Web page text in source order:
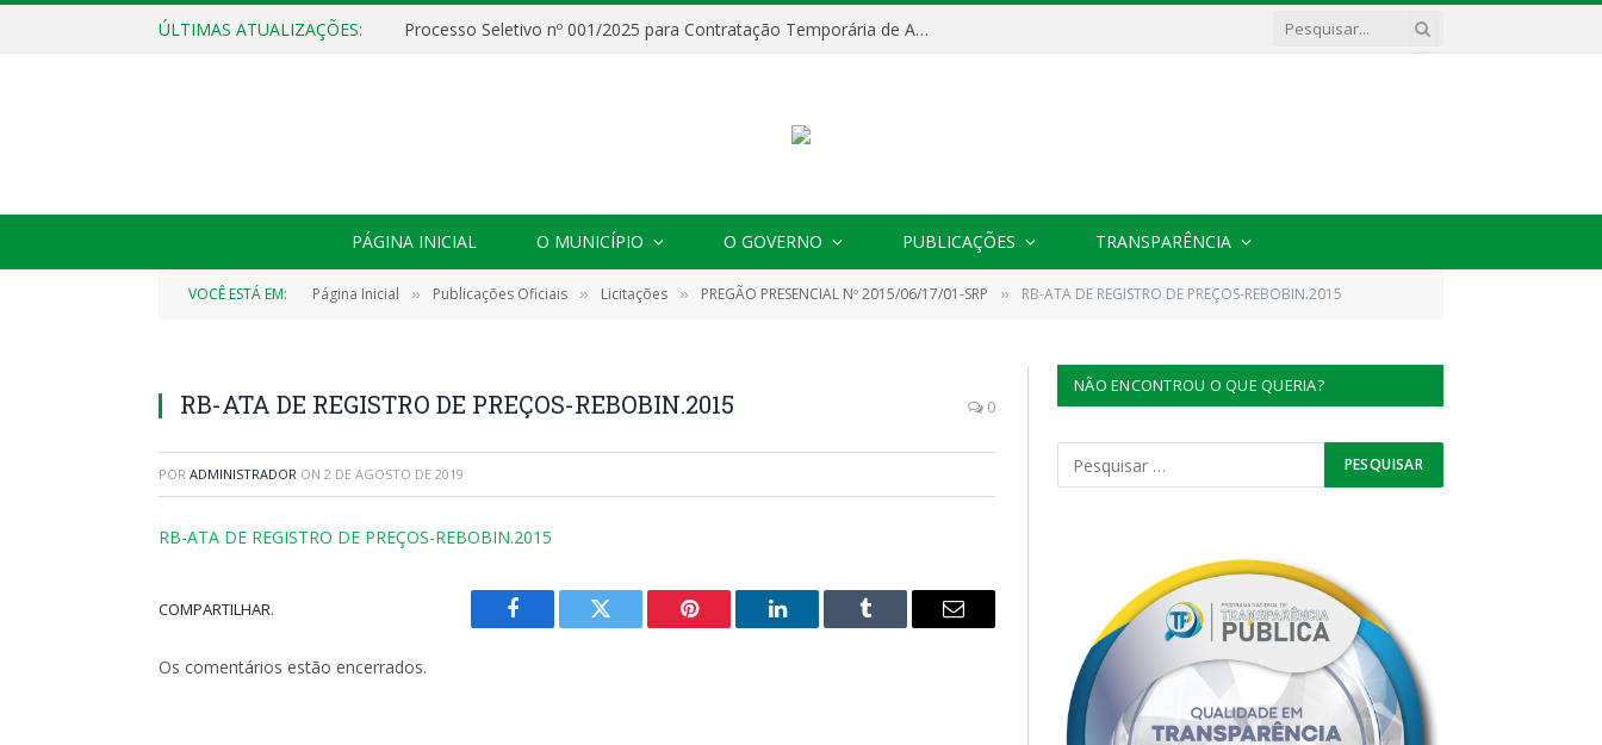
ÚLTIMAS ATUALIZAÇÕES: Processo Seletivo nº 001/2025 para Contratação Temporária de Agentes Comunitários de Saúde (ACS)
PÁGINA INICIAL O MUNICÍPIO O GOVERNO PUBLICAÇÕES TRANSPARÊNCIA
VOCÊ ESTÁ EM: Página Inicial » Publicações Oficiais » Licitações » PREGÃO PRESENCIAL Nº 2015/06/17/01-SRP » RB-ATA DE REGISTRO DE PREÇOS-REBOBIN.2015
RB-ATA DE REGISTRO DE PREÇOS-REBOBIN.2015 0
POR ADMINISTRADOR ON 2 DE AGOSTO DE 2019
RB-ATA DE REGISTRO DE PREÇOS-REBOBIN.2015
COMPARTILHAR.
Facebook Twitter Pinterest LinkedIn Tumblr
E-
Os comentários estão encerrados.
NÃO ENCONTROU O QUE QUERIA?